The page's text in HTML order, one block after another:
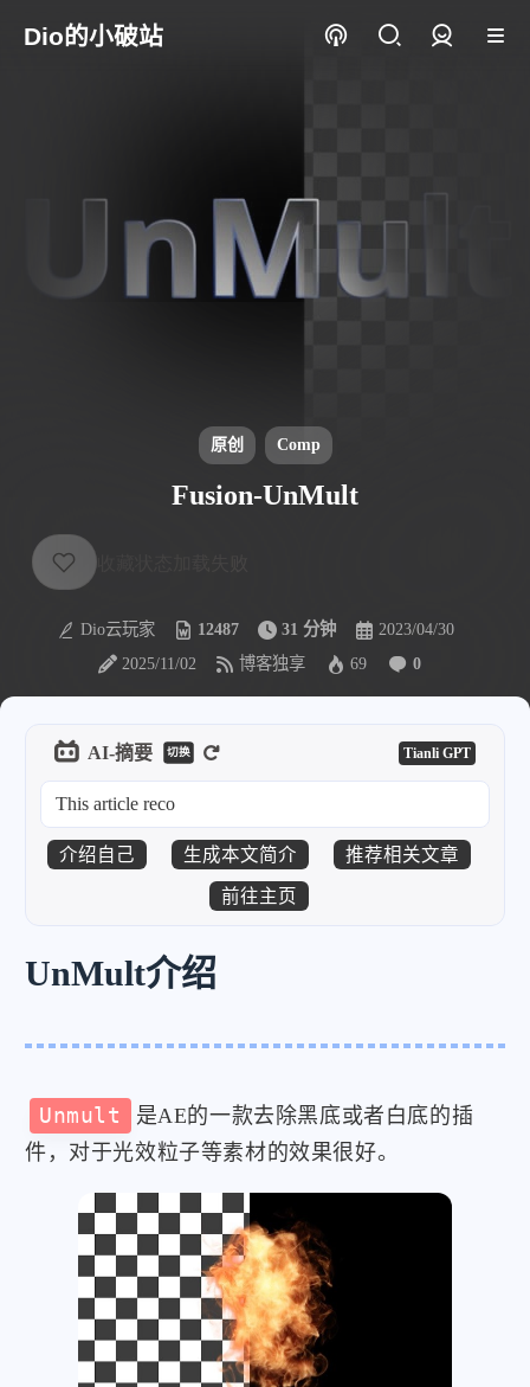
Dio的小破站
原创 Comp
Fusion-UnMult
Dio云玩家 12487 31 分钟
2023/04/30
2025/11/02
博客独享 69 0
AI-摘要 切换 Tianli GPT
This article recou
介绍自己 生成本文简介 推荐相关文章
前往主页
UnMult介绍
Unmult
是AE的一款去除黑底或者白底的插
件，对于光效粒子等素材的效果很好。